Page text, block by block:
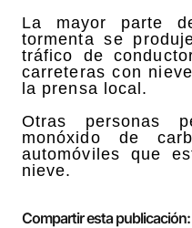
La mayor parte
tormenta se
tráfico de
carreteras con
la prensa local.
Otras personas
monóxido de
automóviles que
nieve.
Compartir esta publicación: